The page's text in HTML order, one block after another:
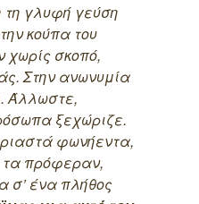
τη γλυφή γεύση
κούπα του
χωρίς σκοπό,
Στην ανωνυμία
Άλλωστε,
ξεχώριζε.
φωνήεντα,
τα πρόφεραν,
σ’ ένα πλήθος